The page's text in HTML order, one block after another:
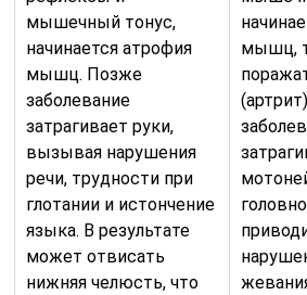
мышечный тонус,
начинается атрофия
мышц. Позже
заболевание
затрагивает руки,
вызывая нарушения
речи, трудности при
глотании и истончение
языка. В результате
может отвисать
нижняя челюсть, что
мышц,